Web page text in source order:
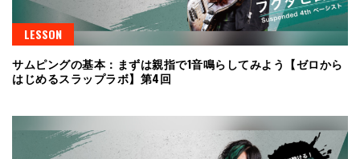
LESSON
サムピングの基本：まずは親指で1音鳴らしてみよう【ゼロから
はじめるスラップラボ】第4回